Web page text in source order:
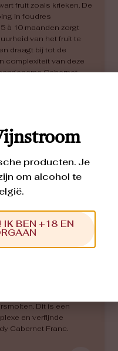
fruit zoals krieken. De
in foudres
à 10 maanden zorgt
van het fruit te
draagt bij tot de
complexiteit van deze
Cabernet
de la
FRANC
Dit is een
en verfijnde
Cabernet Franc.
producten. Je
om alcohol te
IK BEN +18 EN